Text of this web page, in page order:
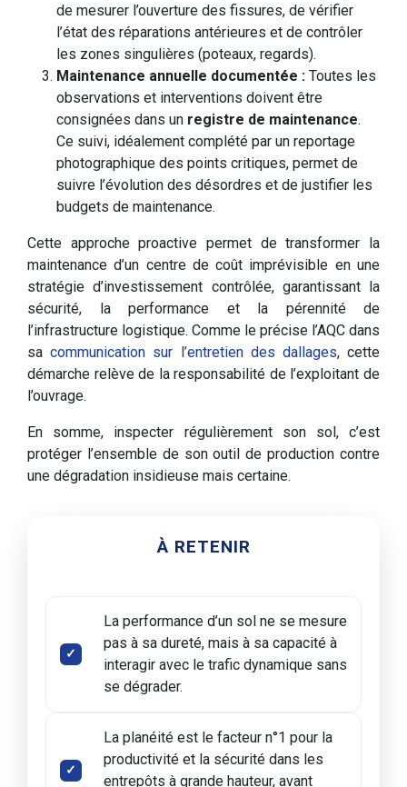
de mesurer l’ouverture des fissures, de vérifier
l’état des réparations antérieures et de contrôler
les zones singulières (poteaux, regards).
Maintenance annuelle documentée : Toutes les
observations et interventions doivent être
consignées dans un registre de maintenance.
Ce suivi, idéalement complété par un reportage
photographique des points critiques, permet de
suivre l’évolution des désordres et de justifier les
budgets de maintenance.
Cette approche proactive permet de transformer la
maintenance d’un centre de coût imprévisible en une
stratégie d’investissement contrôlée, garantissant la
sécurité, la performance et la pérennité de
l’infrastructure logistique. Comme le précise l’AQC dans
sacommunication sur l’entretien des dallages, cette
démarche relève de la responsabilité de l’exploitant de
l’ouvrage.
En somme, inspecter régulièrement son sol, c’est
protéger l’ensemble de son outil de production contre
une dégradation insidieuse mais certaine.
À RETENIR
La performance d’un sol ne se mesure
pas à sa dureté, mais à sa capacité à
interagir avec le trafic dynamique sans
se dégrader.
La planéité est le facteur n°1 pour la
productivité et la sécurité dans les
entrepôts à grande hauteur, avant